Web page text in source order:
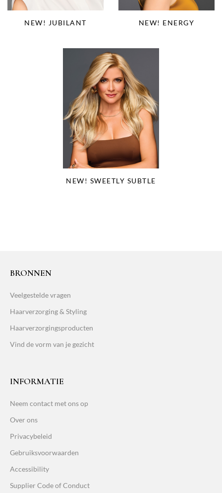
NEW! JUBILANT NEW! ENERGY
NEW! SWEETLY SUBTLE
BRONNEN
Veelgestelde vragen
Haarverzorging & Styling
Haarverzorgingsproducten
Vind de vorm van je gezicht
INFORMATIE
Neem contact met ons op
Over ons
Privacybeleid
Gebruiksvoorwaarden
Accessibility
Supplier Code of Conduct